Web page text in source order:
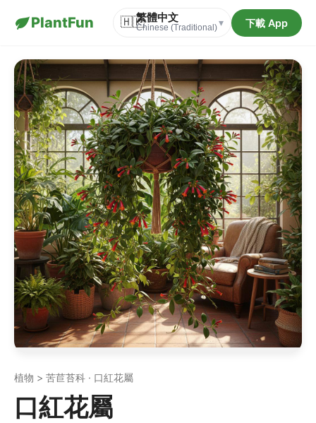
PlantFun 🇭🇰繁體中文
Chinese (Traditional)▾ 下載 App
植物 > 苦苣苔科 · 口紅花屬
口紅花屬